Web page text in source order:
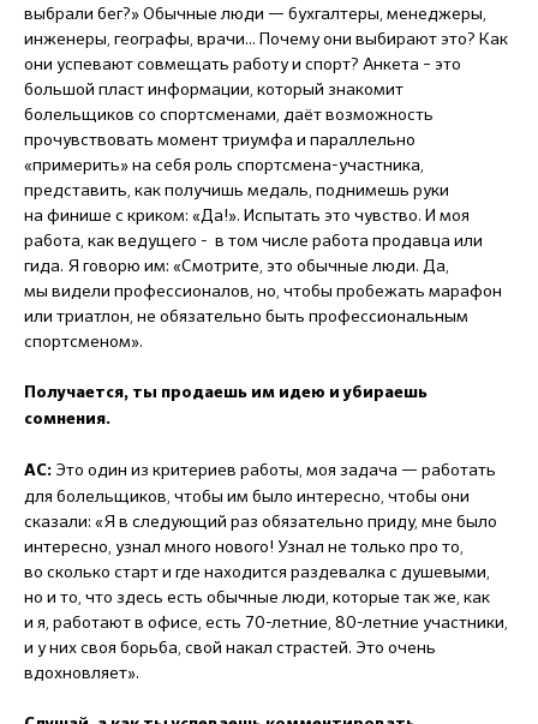
выбрали бег?» Обычные люди — бухгалтеры, менеджеры,
инженеры, географы, врачи... Почему они выбирают это? Как
они успевают совмещать работу и спорт? Анкета – это
большой пласт информации, который знакомит
болельщиков со спортсменами, даёт возможность
прочувствовать момент триумфа и параллельно
«примерить» на себя роль спортсмена-участника,
представить, как получишь медаль, поднимешь руки
на финише с криком: «Да!». Испытать это чувство. И моя
работа, как ведущего - в том числе работа продавца или
гида. Я говорю им: «Смотрите, это обычные люди. Да,
мы видели профессионалов, но, чтобы пробежать марафон
или триатлон, не обязательно быть профессиональным
спортсменом».
Получается, ты продаешь им идею и убираешь
сомнения.
АС: Это один из критериев работы, моя задача — работать
для болельщиков, чтобы им было интересно, чтобы они
сказали: «Я в следующий раз обязательно приду, мне было
интересно, узнал много нового! Узнал не только про то,
во сколько старт и где находится раздевалка с душевыми,
но и то, что здесь есть обычные люди, которые так же, как
и я, работают в офисе, есть 70-летние, 80-летние участники,
и у них своя борьба, свой накал страстей. Это очень
вдохновляет».